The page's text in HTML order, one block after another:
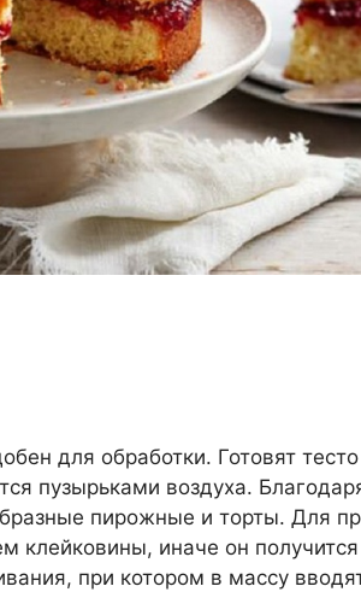
для обработки. Готовят
пузырьками воздуха.
пирожные и торты. Для
клейковины, иначе он
при котором в массу